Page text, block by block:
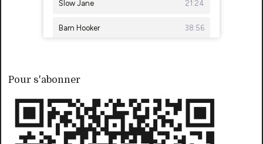
Pour s'abonner